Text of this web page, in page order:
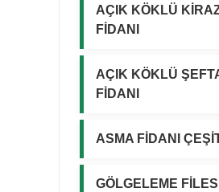
AÇIK KÖKLÜ
FİDANI
AÇIK KÖKLÜ
FİDANI
ASMA FİDANI
GÖLGELEME FİLESİ